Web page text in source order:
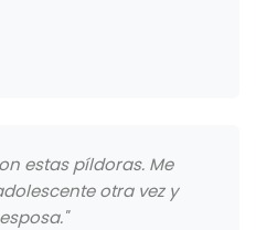
estas píldoras. Me
otra vez y